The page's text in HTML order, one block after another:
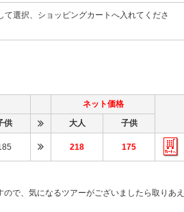
選択、ショッピングカートへ入れてくださ
ネット価格
供 大人 子供
218 175
で、気になるツアーがございましたら取りあえ